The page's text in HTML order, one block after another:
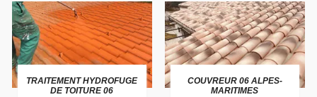
TRAITEMENT HYDROFUGE
DE TOITURE 06
COUVREUR 06 ALPES-
MARITIMES